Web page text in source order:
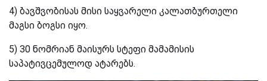
4) ბავშვობისას მისი საყვარელი კალათბურთელი
მაგსი ბოგსი იყო.
5) 30 ნომრიან მაისურს სტეფი მამამისის
საპატივცემულოდ ატარებს.